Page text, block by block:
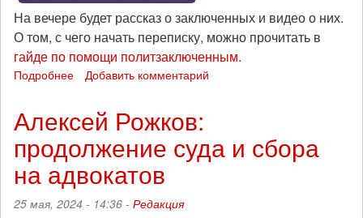
На вечере будет рассказ о заключенных и видео о них.
О том, с чего начать переписку, можно прочитать в
гайде по помощи политзаключенным.
Подробнее
политзаключенным
в
Петербурге
Добавить комментарий
Алексей Рожков:
продолжение суда и сбора
на адвокатов
25 мая, 2024 - 14:36 - Редакция